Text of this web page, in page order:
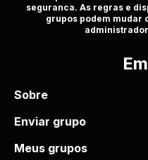
seguranca. As regras e
grupos podem mudar
Sobre
Enviar grupo
Meus grupos